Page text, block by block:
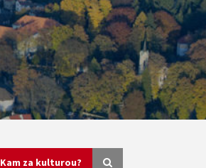
Kam za kulturou?